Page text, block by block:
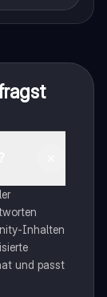
Inhalten
und passt